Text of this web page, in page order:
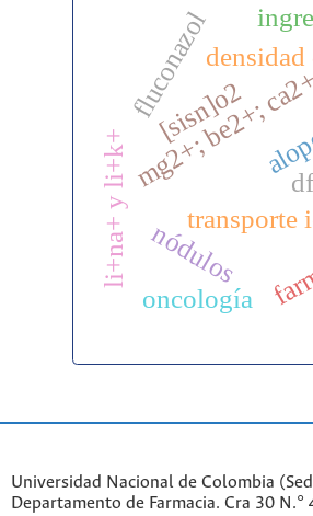
mg2+; be2+;
transporte
[sisn]o2
densidad
li+na+ y li+k+
fluconazol
nódulos
oncología
Universidad Nacional de Colombia
Departamento de Farmacia. Cra 30